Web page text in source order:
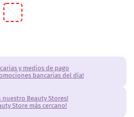
y medios de pago
bancarias del día!
nuestro Beauty Stores!
Store más cercano!